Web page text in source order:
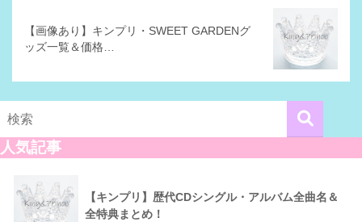
【画像あり】キンプリ・SWEET GARDENグ
ッズ一覧＆価格…
人気記事
【キンプリ】歴代CDシングル・アルバム全曲名＆
全特典まとめ！